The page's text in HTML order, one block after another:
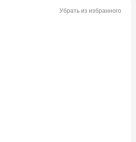
Убрать из избранного